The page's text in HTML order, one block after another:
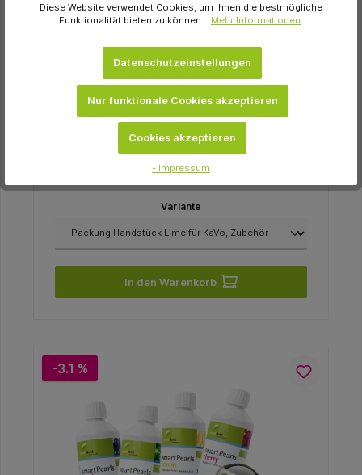
KaVo Dental
PROPHYflex™ 4 Packung Handstück Lime für
KaVo, Zubehör
948,54 €
sofort verfügbar
Variante
In den Warenkorb
-3.1 %
Diese Website verwendet Cookies, um Ihnen die bestmögliche
Funktionalität bieten zu können... Mehr Informationen.
Datenschutzeinstellungen
Nur funktionale Cookies akzeptieren
Cookies akzeptieren
- Impressum